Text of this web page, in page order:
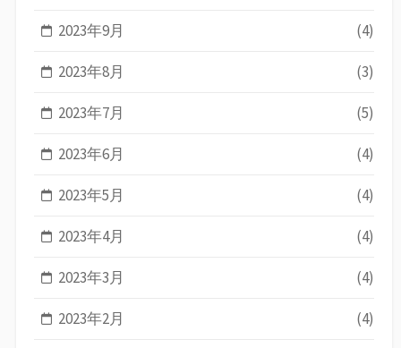
2023年9月 (4)
2023年8月 (3)
2023年7月 (5)
2023年6月 (4)
2023年5月 (4)
2023年4月 (4)
2023年3月 (4)
2023年2月 (4)